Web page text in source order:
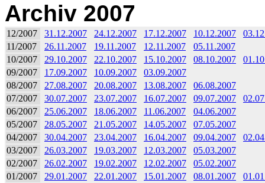
Archiv 2007
12/2007 31.12.2007 24.12.2007 17.12.2007 10.12.2007
11/2007
26.11.2007 19.11.2007 12.11.2007
05.11.2007
10/2007
29.10.2007 22.10.2007 15.10.2007 08.10.2007
09/2007
17.09.2007 10.09.2007
03.09.2007
08/2007
27.08.2007 20.08.2007 13.08.2007
06.08.2007
07/2007
30.07.2007 23.07.2007 16.07.2007 09.07.2007
06/2007
25.06.2007 18.06.2007 11.06.2007
04.06.2007
05/2007
28.05.2007 21.05.2007 14.05.2007
07.05.2007
04/2007
30.04.2007 23.04.2007 16.04.2007 09.04.2007
03/2007
26.03.2007 19.03.2007 12.03.2007
05.03.2007
02/2007
26.02.2007 19.02.2007 12.02.2007
05.02.2007
01/2007
29.01.2007 22.01.2007 15.01.2007 08.01.2007